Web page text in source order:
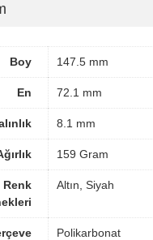
Boy 147.5 mm
En 72.1 mm
8.1 mm
159 Gram
Renk
Altın, Siyah
Polikarbonat